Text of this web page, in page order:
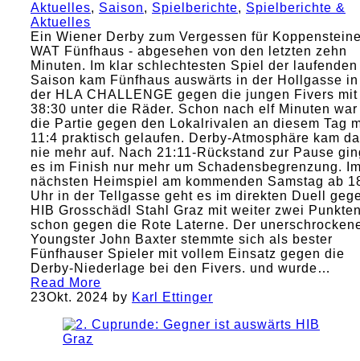
Aktuelles, Saison, Spielberichte, Spielberichte &
Aktuelles
Ein Wiener Derby zum Vergessen für
WAT Fünfhaus - abgesehen von den letzten zehn
Minuten. Im klar schlechtesten Spiel der laufenden
Saison kam Fünfhaus auswärts in der Hollgasse in
der HLA CHALLENGE gegen die jungen Fivers mit
38:30 unter die Räder. Schon nach elf Minuten war
die Partie gegen den Lokalrivalen an diesem Tag
11:4 praktisch gelaufen. Derby-Atmosphäre kam da
nie mehr auf. Nach 21:11-Rückstand zur Pause
es im Finish nur mehr um Schadensbegrenzung.
nächsten Heimspiel am kommenden Samstag ab
Uhr in der Tellgasse geht es im direkten Duell
HIB Grosschädl Stahl Graz mit weiter zwei
schon gegen die Rote Laterne. Der
Youngster John Baxter stemmte sich als bester
Fünfhauser Spieler mit vollem Einsatz gegen die
Derby-Niederlage bei den Fivers. und wurde…
Read More
23Okt. 2024 by Karl Ettinger